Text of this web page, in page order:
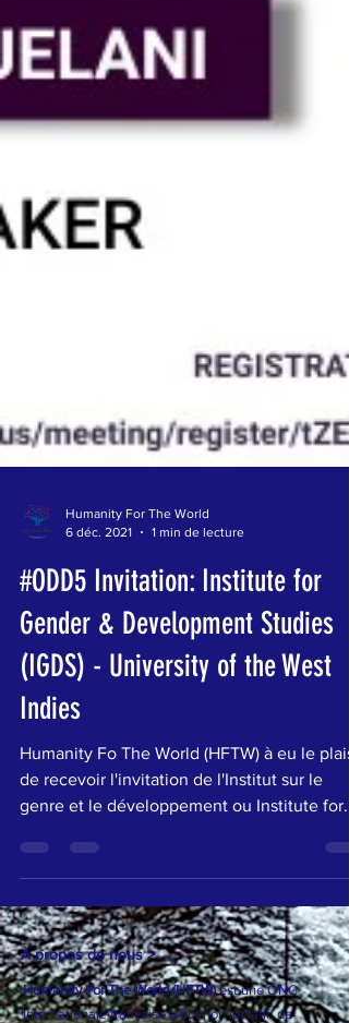
#ODD5 Invitation: Institute for
Gender & Development Studies
(IGDS) - University of the West
Indies
Humanity Fo The World (HFTW) à eu le
de recevoir l'invitation de l'Institut sur le
genre et le développement ou Institute for...
À propos de nous >